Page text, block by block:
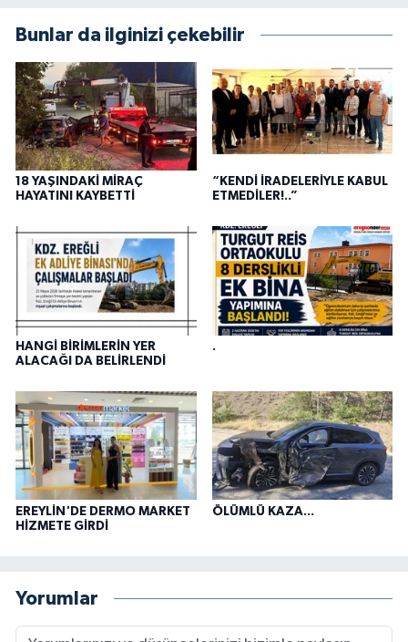
Bunlar da ilginizi çekebilir
18 YAŞINDAKİ MİRAÇ
HAYATINI KAYBETTİ
“KENDİ İRADELERİYLE KABUL
ETMEDİLER!..”
HANGİ BİRİMLERİN YER
ALACAĞI DA BELİRLENDİ
.
EREYLİN'DE DERMO MARKET
HİZMETE GİRDİ
ÖLÜMLÜ KAZA...
Yorumlar